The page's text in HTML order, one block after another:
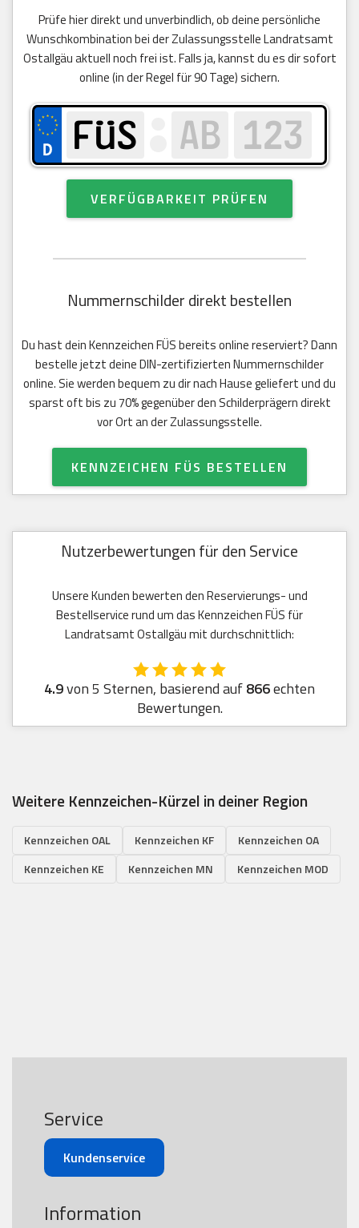
Prüfe hier direkt und unverbindlich, ob deine persönliche
Wunschkombination bei der Zulassungsstelle Landratsamt
Ostallgäu aktuell noch frei ist. Falls ja, kannst du es dir sofort
online (in der Regel für 90 Tage) sichern.
VERFÜGBARKEIT PRÜFEN
Nummernschilder direkt bestellen
Du hast dein Kennzeichen FÜS bereits online reserviert? Dann
bestelle jetzt deine DIN-zertifizierten Nummernschilder
online. Sie werden bequem zu dir nach Hause geliefert und du
sparst oft bis zu 70% gegenüber den Schilderprägern direkt
vor Ort an der Zulassungsstelle.
KENNZEICHEN FÜS BESTELLEN
Nutzerbewertungen für den Service
Unsere Kunden bewerten den Reservierungs- und
Bestellservice rund um das Kennzeichen FÜS für
Landratsamt Ostallgäu mit durchschnittlich:
4.9von 5 Sternen, basierend auf866echten
Bewertungen.
Weitere Kennzeichen-Kürzel in deiner Region
Kennzeichen OAL Kennzeichen KF
Kennzeichen OA
Kennzeichen KE
Kennzeichen MN Kennzeichen MOD
Service
Kundenservice
Information